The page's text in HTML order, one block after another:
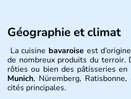
Géographie et climat
La cuisine bavaroise est
de nombreux produits du terroir.
rôties ou bien des pâtisseries en
Munich, Nüremberg,
cités principales.